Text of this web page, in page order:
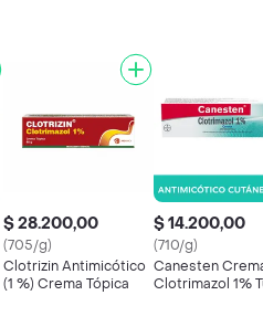
$ 28.200,00
(705/g)
Clotrizin Antimicótico
(1 %) Crema Tópica
$ 14.200,00
(710/g)
Canesten
Clotrimazol 1%